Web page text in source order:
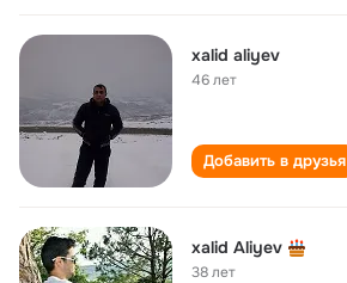
xalid aliyev
46 лет
Добавить в друзья
xalid Aliyev
38 лет